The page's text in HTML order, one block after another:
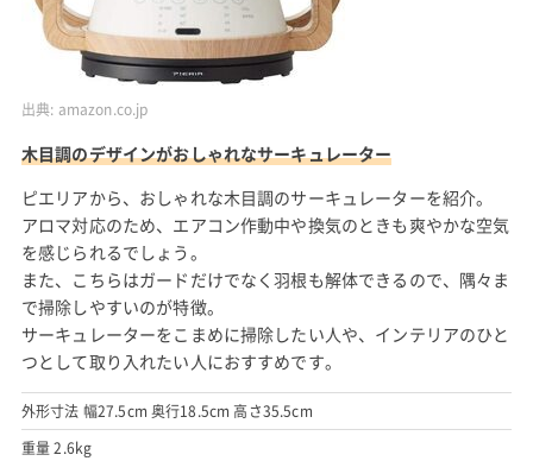
出典: amazon.co.jp
木目調のデザインがおしゃれなサーキュレーター
ピエリアから、おしゃれな木目調のサーキュレーターを紹介。
アロマ対応のため、エアコン作動中や換気のときも爽やかな空気
を感じられるでしょう。
また、こちらはガードだけでなく羽根も解体できるので、隅々ま
で掃除しやすいのが特徴。
サーキュレーターをこまめに掃除したい人や、インテリアのひと
つとして取り入れたい人におすすめです。
外形寸法 幅27.5cm 奥行18.5cm 高さ35.5cm
重量 2.6kg